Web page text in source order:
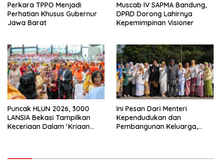
Perkara TPPO Menjadi
Perhatian Khusus Gubernur
Jawa Barat
Muscab IV SAPMA Bandung,
DPRD Dorong Lahirnya
Kepemimpinan Visioner
Puncak HLUN 2026, 3000
LANSIA Bekasi Tampilkan
Keceriaan Dalam ‘Kriaan
Ini Pesan Dari Menteri
Kependudukan dan
Pembangunan Keluarga,